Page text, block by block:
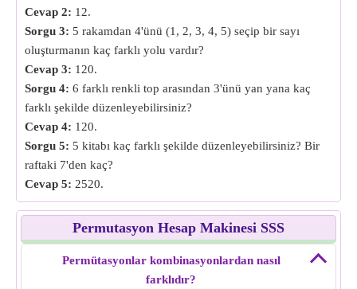
Cevap 2: 12.
Sorgu 3: 5 rakamdan 4'ünü (1, 2, 3, 4, 5) seçip bir sayı
oluşturmanın kaç farklı yolu vardır?
Cevap 3: 120.
Sorgu 4: 6 farklı renkli top arasından 3'ünü yan yana kaç
farklı şekilde düzenleyebilirsiniz?
Cevap 4: 120.
Sorgu 5: 5 kitabı kaç farklı şekilde düzenleyebilirsiniz? Bir
raftaki 7'den kaç?
Cevap 5: 2520.
Permutasyon Hesap Makinesi SSS
Permütasyonlar kombinasyonlardan nasıl
farklıdır?